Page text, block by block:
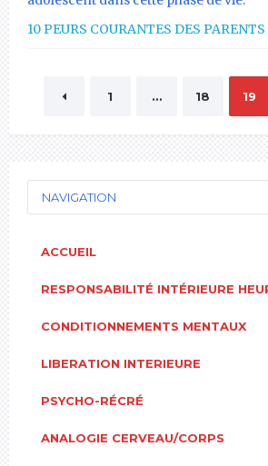
10 PEURS COURANTES DES
Pagination
publications
1 … 18 19
NAVIGATION
ACCUEIL
RESPONSABILITÉ INTÉRIEURE
CONDITIONNEMENTS MENTAUX
LIBERATION INTERIEURE
PSYCHO-RÉCRÉ
ANALOGIE CERVEAU/CORPS